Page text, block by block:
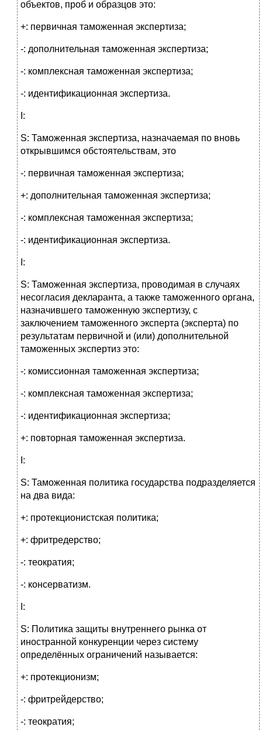
объектов, проб и образцов это:
+: первичная таможенная экспертиза;
-: дополнительная таможенная экспертиза;
-: комплексная таможенная экспертиза;
-: идентификационная экспертиза.
I:
S: Таможенная экспертиза, назначаемая по вновь
открывшимся обстоятельствам, это
-: первичная таможенная экспертиза;
+: дополнительная таможенная экспертиза;
-: комплексная таможенная экспертиза;
-: идентификационная экспертиза.
I:
S: Таможенная экспертиза, проводимая в случаях
несогласия декларанта, а также таможенного органа,
назначившего таможенную экспертизу, с
заключением таможенного эксперта (эксперта) по
результатам первичной и (или) дополнительной
таможенных экспертиз это:
-: комиссионная таможенная экспертиза;
-: комплексная таможенная экспертиза;
-: идентификационная экспертиза;
+: повторная таможенная экспертиза.
I:
S: Таможенная политика государства подразделяется
на два вида:
+: протекционистская политика;
+: фритредерство;
-: теократия;
-: консерватизм.
I:
S: Политика защиты внутреннего рынка от
иностранной конкуренции через систему
определённых ограничений называется:
+: протекционизм;
-: фритрейдерство;
-: теократия;